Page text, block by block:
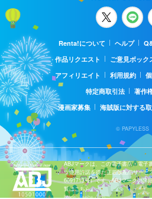
Renta!について ヘルプ
作品リクエスト
ご意見ボック
アフィリエイト
利用規約
特定商取引法
著作
漫画家募集
海賊版に対する
© PAPYLESS
ABJマークは、この電子書店・電子
ツ使用許諾を得た正規版配信サー
6091713号）です。ABJマークの詳
覧はこちら。
https://aebs.or.jp